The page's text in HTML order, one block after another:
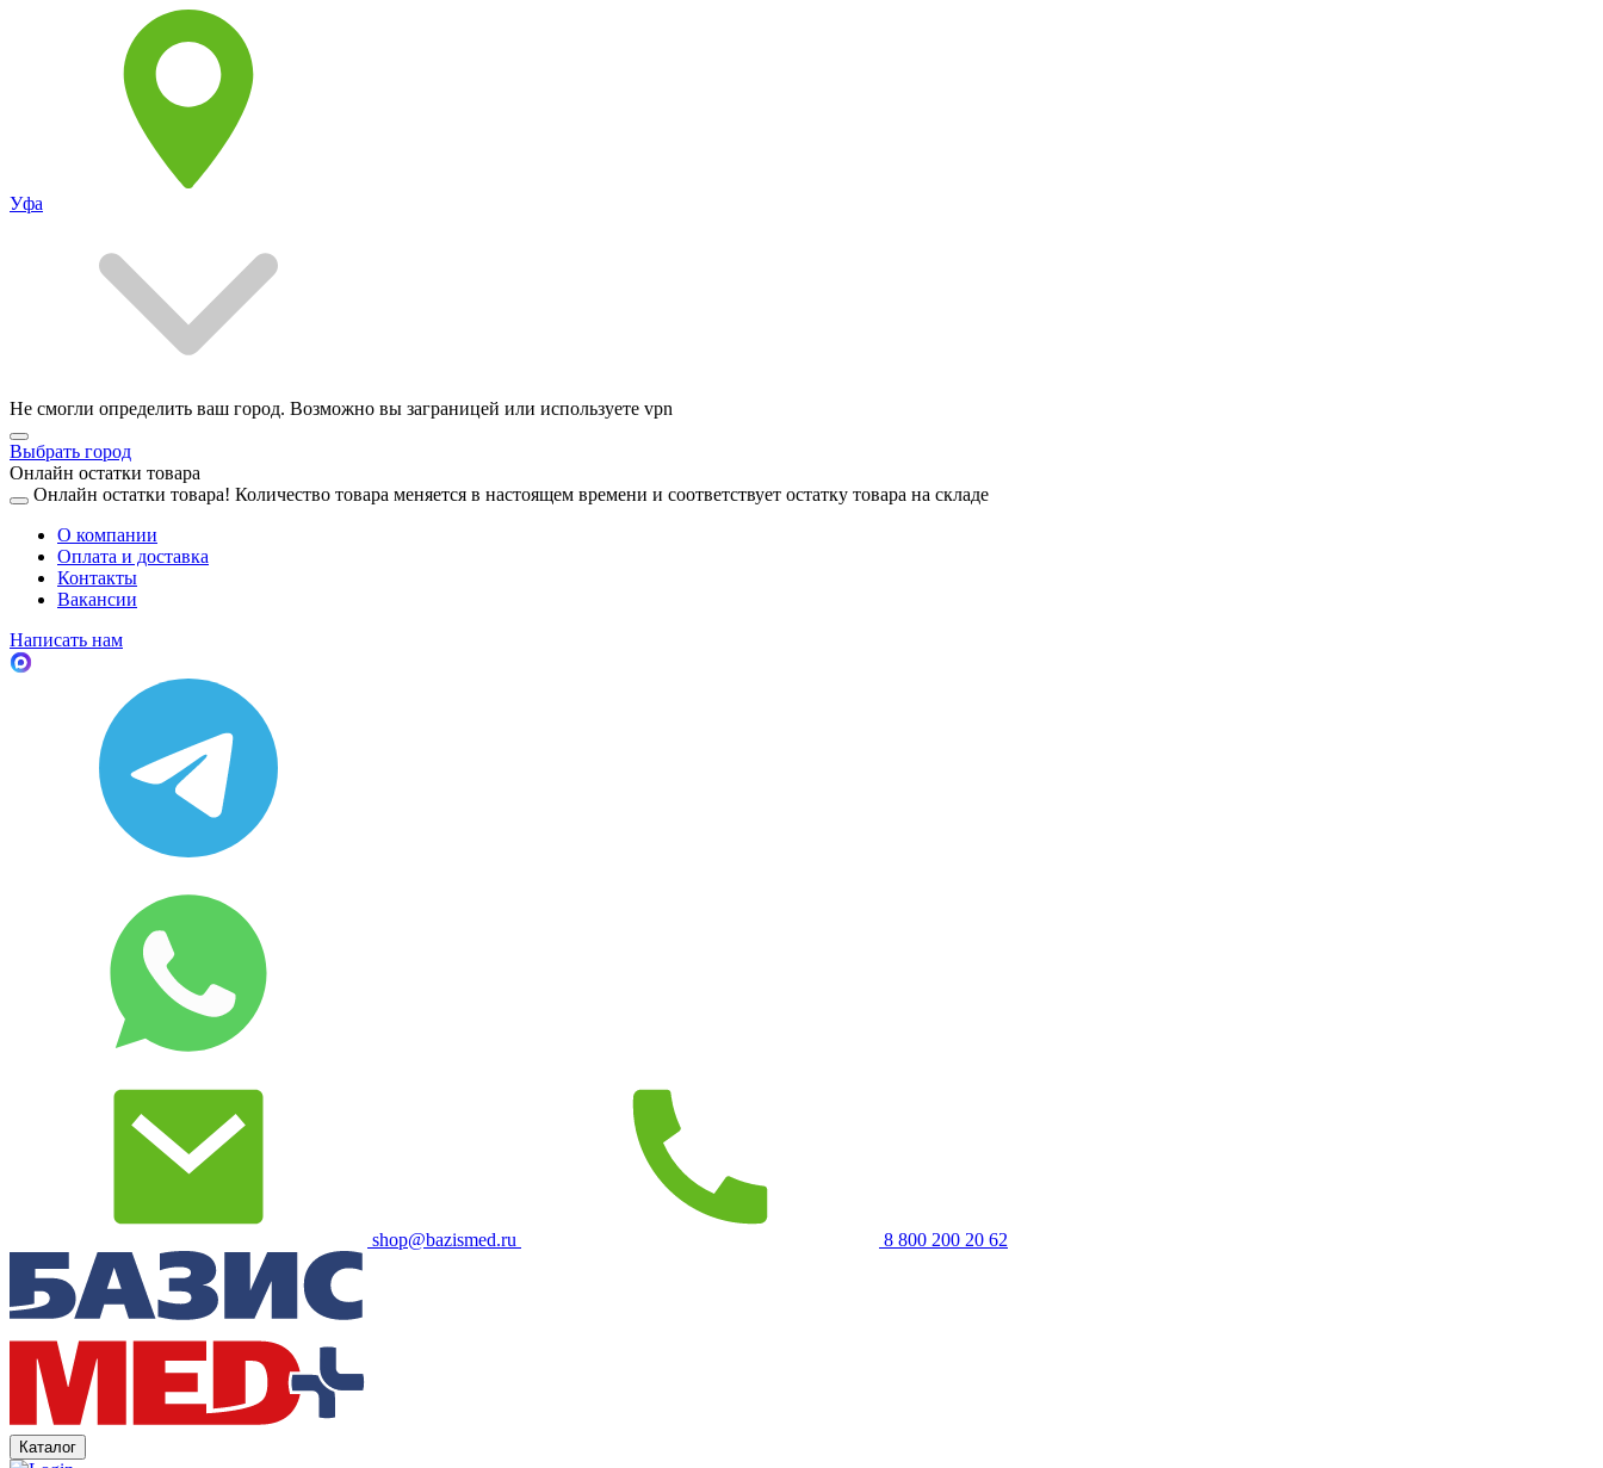
Уфа
Не смогли определить ваш город. Возможно вы заграницей или используете vpn
Выбрать город
Онлайн остатки товара
Онлайн остатки товара! Количество товара меняется в настоящем времени и соответствует остатку товара на складе
О компании
Оплата и доставка
Контакты
Вакансии
Написать нам
shop@bazismed.ru 8 800 200 20 62
Каталог